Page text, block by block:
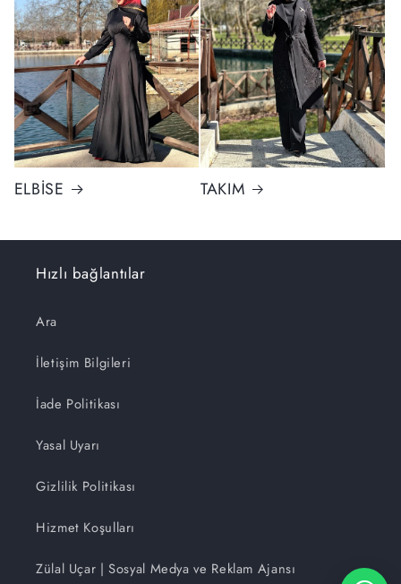
ELBİSE TAKIM
Hızlı bağlantılar
Ara
İletişim Bilgileri
İade Politikası
Yasal Uyarı
Gizlilik Politikası
Hizmet Koşulları
Zülal Uçar | Sosyal Medya ve Reklam Ajansı